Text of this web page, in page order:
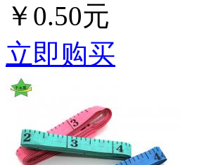
￥0.50元
立即购买